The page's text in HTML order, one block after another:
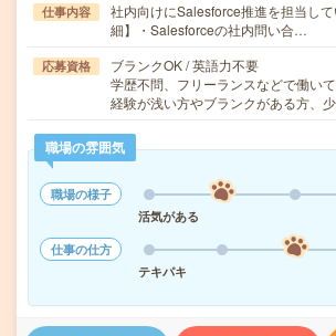
仕事内容
社内向けにSalesforce推進を担当し
細】・Salesforceの社内問い合…
応募資格
ブランクOK / 英語力不要
学歴不問、フリーランスなどで働い
経験が浅い方やブランクがある方、
職場の雰囲気
職場の様子
活気がある
仕事の仕方
テキパキ